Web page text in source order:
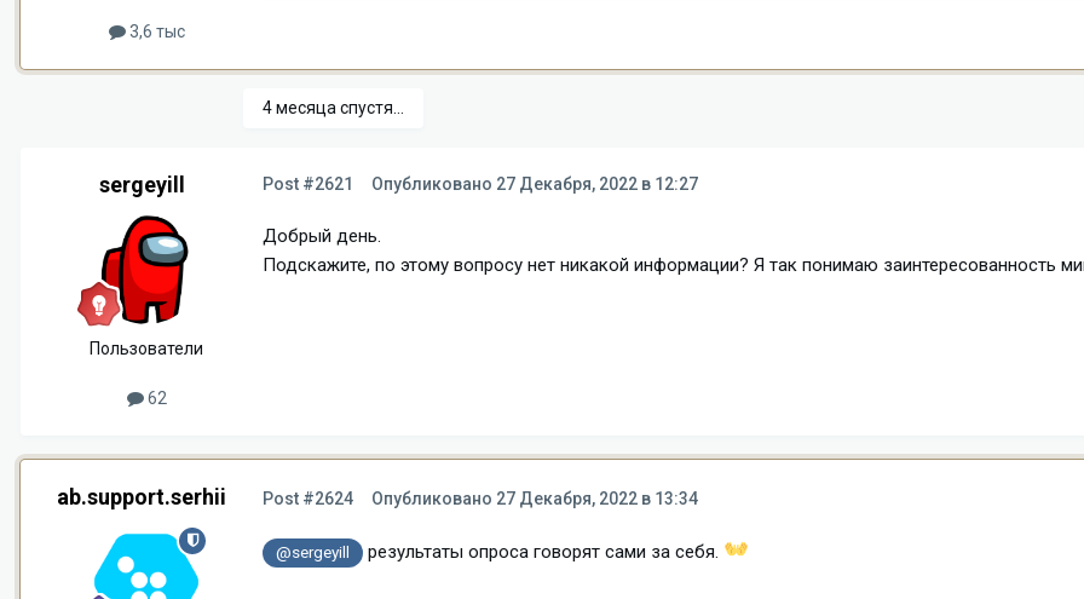
3,6 тыс
4 месяца спустя...
sergeyill
Пользователи
62
Post #2621 Опубликовано 27 Декабря, 2022 в 12:27
Добрый день.
Подскажите, по этому вопросу нет никакой информации? Я так понимаю заинтересованность
ab.support.serhii Post #2624 Опубликовано 27 Декабря, 2022 в 13:34
@sergeyill результаты опроса говорят сами за себя.